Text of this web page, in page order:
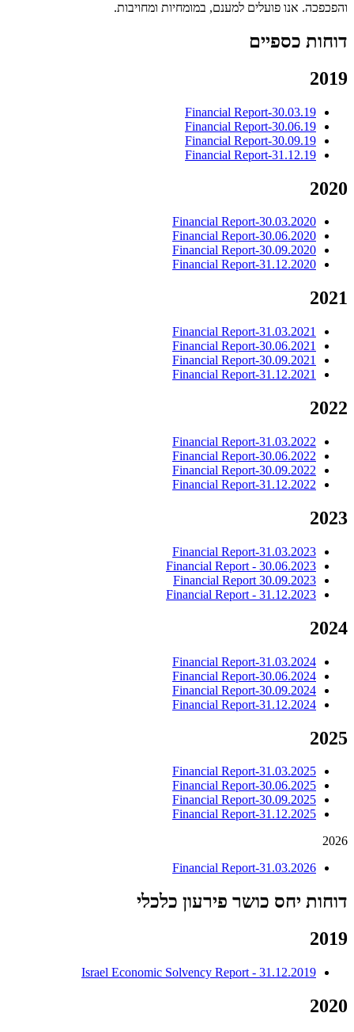
והפכפכה. אנו פועלים למענם, במומחיות ומחויבות.
דוחות כספיים
2019
Financial Report-30.03.19
Financial Report-30.06.19
Financial Report-30.09.19
Financial Report-31.12.19
2020
Financial Report-30.03.2020
Financial Report-30.06.2020
Financial Report-30.09.2020
Financial Report-31.12.2020
2021
Financial Report-31.03.2021
Financial Report-30.06.2021
Financial Report-30.09.2021
Financial Report-31.12.2021
2022
Financial Report-31.03.2022
Financial Report-30.06.2022
Financial Report-30.09.2022
Financial Report-31.12.2022
2023
Financial Report-31.03.2023
Financial Report - 30.06.2023
Financial Report 30.09.2023
Financial Report - 31.12.2023
2024
Financial Report-31.03.2024
Financial Report-30.06.2024
Financial Report-30.09.2024
Financial Report-31.12.2024
2025
Financial Report-31.03.2025
Financial Report-30.06.2025
Financial Report-30.09.2025
Financial Report-31.12.2025
2026
Financial Report-31.03.2026
דוחות יחס כושר פירעון כלכלי
2019
Israel Economic Solvency Report - 31.12.2019
2020